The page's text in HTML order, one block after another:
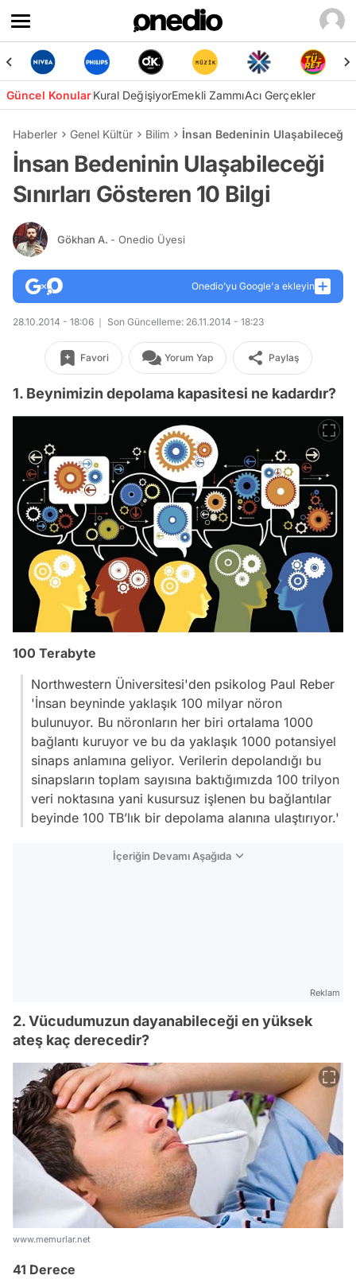
Güncel KonularKural DeğişiyorEmekli ZammıAcı Gerçekler
Haberler Genel Kültür Bilim İnsan Bedeninin Ulaşabileceği
İnsan Bedeninin Ulaşabileceği
Sınırları Gösteren 10 Bilgi
Gökhan A. - Onedio Üyesi
Onedio’yu Google'a ekleyin
28.10.2014 - 18:06 Son Güncelleme: 26.11.2014 - 18:23
Favori Yorum Yap Paylaş
1. Beynimizin depolama kapasitesi ne kadardır?
100 Terabyte
Northwestern Üniversitesi'den psikolog Paul Reber
'İnsan beyninde yaklaşık 100 milyar nöron
bulunuyor. Bu nöronların her biri ortalama 1000
bağlantı kuruyor ve bu da yaklaşık 1000 potansiyel
sinaps anlamına geliyor. Verilerin depolandığı bu
sinapsların toplam sayısına baktığımızda 100 trilyon
veri noktasına yani kusursuz işlenen bu bağlantılar
beyinde 100 TB’lık bir depolama alanına ulaştırıyor.'
İçeriğin Devamı Aşağıda
Reklam
2. Vücudumuzun dayanabileceği en yüksek
ateş kaç derecedir?
www.memurlar.net
41 Derece